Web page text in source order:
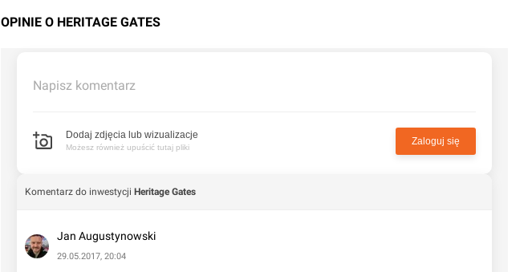
OPINIE O HERITAGE GATES
Napisz komentarz
Dodaj zdjęcia lub wizualizacje
Możesz również upuścić tutaj pliki
Zaloguj się
Komentarz do inwestycji Heritage Gates
Jan Augustynowski
29.05.2017, 20:04